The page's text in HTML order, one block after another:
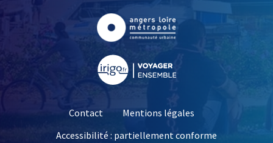
, Ouvre une nouvelle
Contact
Mentions légales
Accessibilité : partiellement conforme